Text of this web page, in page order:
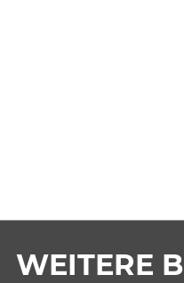
WEITERE